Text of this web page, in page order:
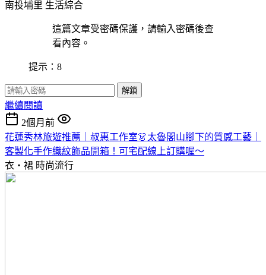
南投埔里 生活綜合
這篇文章受密碼保護，請輸入密碼後查
看內容。
提示：8
解鎖
繼續閱讀
2個月前
花蓮秀林旅遊推薦｜叔惠工作室👗太魯閣山腳下的質感工藝｜
客製化手作織紋飾品開箱！可宅配線上訂購喔～
衣・裙 時尚流行